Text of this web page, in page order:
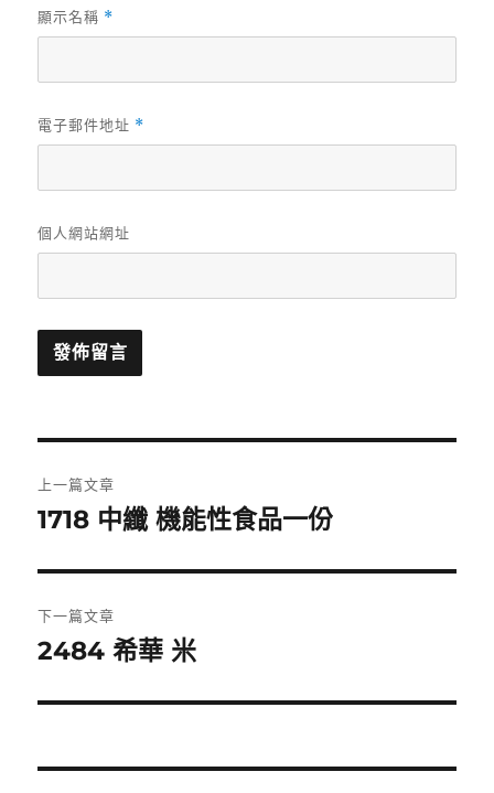
顯示名稱 *
電子郵件地址 *
個人網站網址
章
覽
上一篇文章
上
篇
文
章:
1718 中纖 機能性食品一份
下一篇文章
下
篇
章:
2484 希華 米